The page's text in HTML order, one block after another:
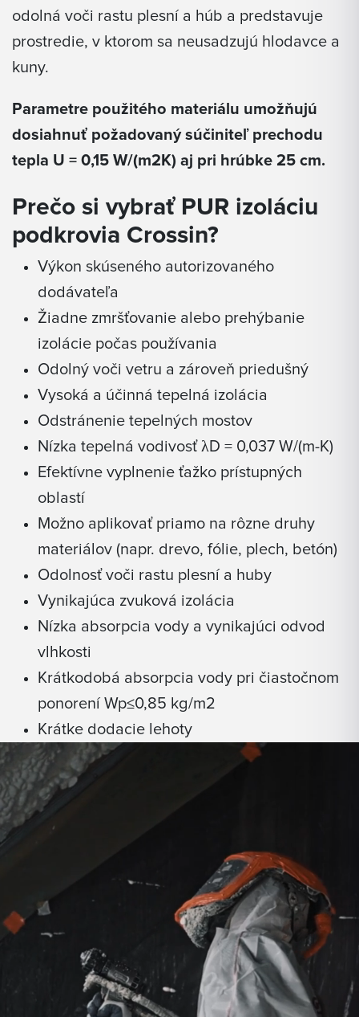
odolná voči rastu plesní a húb a predstavuje
prostredie, v ktorom sa neusadzujú hlodavce a
kuny.
Parametre použitého materiálu umožňujú
dosiahnuť požadovaný súčiniteľ prechodu
tepla U = 0,15 W/(m2K) aj pri hrúbke 25 cm.
Prečo si vybrať PUR izoláciu
podkrovia Crossin?
Výkon skúseného autorizovaného
dodávateľa
Žiadne zmršťovanie alebo prehýbanie
izolácie počas používania
Odolný voči vetru a zároveň priedušný
Vysoká a účinná tepelná izolácia
Odstránenie tepelných mostov
Nízka tepelná vodivosť λD = 0,037 W/(m-K)
Efektívne vyplnenie ťažko prístupných
oblastí
Možno aplikovať priamo na rôzne druhy
materiálov (napr. drevo, fólie, plech, betón)
Odolnosť voči rastu plesní a huby
Vynikajúca zvuková izolácia
Nízka absorpcia vody a vynikajúci odvod
vlhkosti
Krátkodobá absorpcia vody pri čiastočnom
ponorení Wp≤0,85 kg/m2
Krátke dodacie lehoty